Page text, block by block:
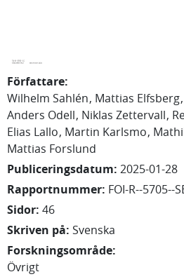
Författare:
Wilhelm Sahlén Mattias Elfsberg
Anders Odell Niklas Zettervall
Elias Lallo Martin Karlsmo
Mattias Forslund
Publiceringsdatum: 2025-01-28
Rapportnummer: FOI-R--5705--
Sidor: 46
Skriven på: Svenska
Forskningsområde:
Övrigt